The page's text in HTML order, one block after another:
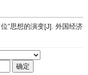
”思想的演变[J]. 外国经济